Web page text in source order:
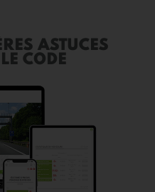
ASTUCES
CODE